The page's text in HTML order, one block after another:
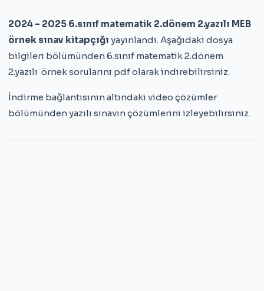
2024 – 2025 6.sınıf matematik 2.dönem 2.yazılı MEB
örnek sınav kitapçığı yayınlandı. Aşağıdaki dosya
bilgileri bölümünden 6.sınıf matematik 2.dönem
2.yazılı örnek sorularını pdf olarak indirebilirsiniz.
İndirme bağlantısının altındaki video çözümler
bölümünden yazılı sınavın çözümlerini izleyebilirsiniz.